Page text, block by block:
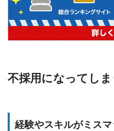
不採用になってし
経験やスキルがミス